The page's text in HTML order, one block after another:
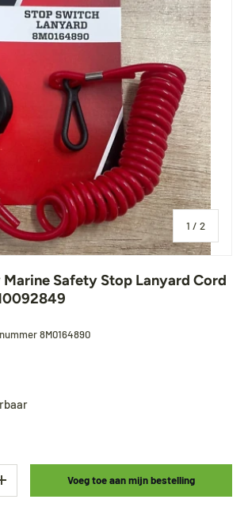
1 / van
2
Safety Stop Lanyard Cord
8M0164890
+ Voeg toe aan mijn bestelling